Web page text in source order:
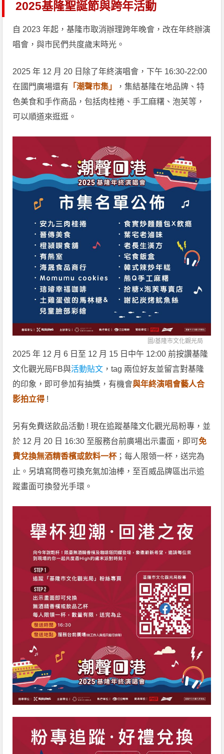
2025基隆聖誕節與跨年活動
自 2023 年起，基隆市取消辦理跨年晚會，改在年終辦演
唱會，與市民們共度歲末時光。
2025 年 12 月 20 日除了年終演唱會，下午 16:30-22:00
在國門廣場還有 「潮聲市集」
，集結基隆在地品牌、特
色美食和手作商品，包括肉桂捲、手工麻糬、泡芙等，
可以順道來逛逛。
圖/基隆市文化觀光局
2025 年 12 月 6 日至 12 月 15 日中午 12:00 前按讚基隆
文化觀光局FB與活動貼文 ，tag 兩位好友並留言對基隆
的印象，即可參加有抽獎，有機會與年終演唱會藝人合
影拍立得 !
另有免費送飲品活動 ! 現在追蹤基隆文化觀光局粉專，並
於 12 月 20 日 16:30 至服務台前廣場出示畫面，即可免
費兌換無酒精香檳或飲料一杯；每人限領一杯，送完為
止。另填寫問卷可換充氣加油棒，至百威品牌區出示追
蹤畫面可換發光手環。